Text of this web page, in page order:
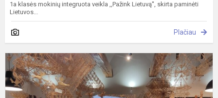
1a klasės mokinių integruota veikla ,,Pažink Lietuvą'', skirta paminėti
Lietuvos...
Plačiau